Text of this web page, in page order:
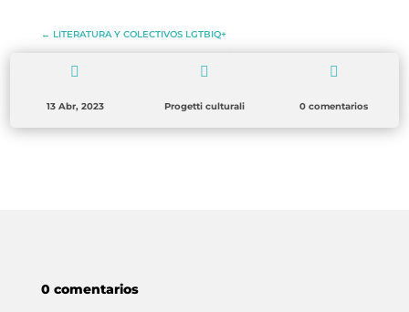
← LITERATURA Y COLECTIVOS LGTBIQ+
LITERARY MEETING WITH DANIASA CURBELO

13 Abr, 2023

Progetti culturali

0 comentarios
0 comentarios